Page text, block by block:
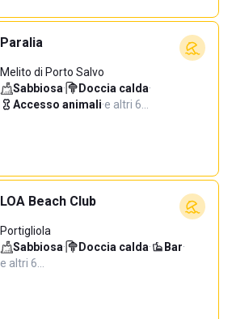
Paralia
Melito di Porto Salvo
Sabbiosa· Doccia calda·
Accesso animali·e altri 6…
LOA Beach Club
Portigliola
Sabbiosa· Doccia calda· Bar·
e altri 6…